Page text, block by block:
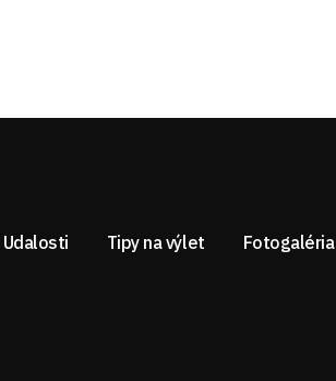
Udalosti Tipy na výlet Fotogaléria